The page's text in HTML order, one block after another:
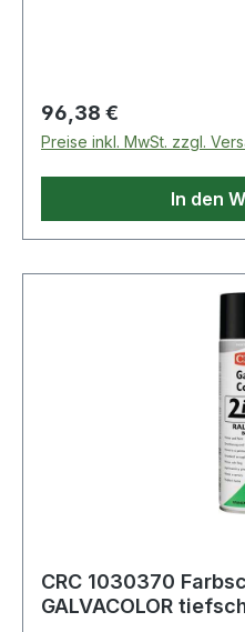
Reinigungsmittel ·
Lebensmitteltechnik
139736)
Regulärer Preis:
96,38 €
Preise inkl. MwSt. zzgl.
In den
CRC 1030370
GALVACOLOR